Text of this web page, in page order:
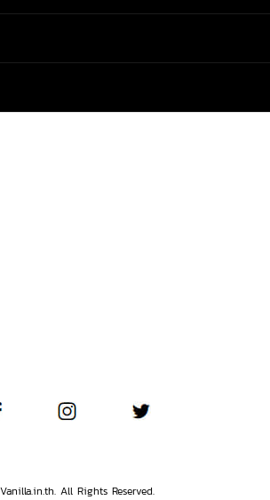
All Rights Reserved.